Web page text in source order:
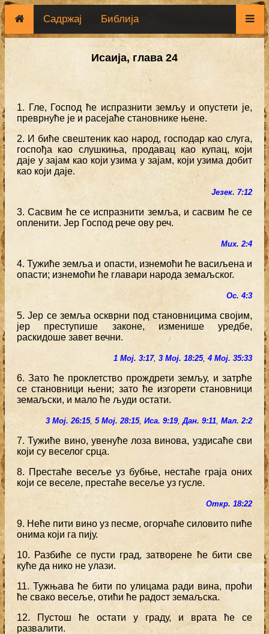
Садржај Библија
Исаија, глава 24
1. Гле, Господ ће испразнити земљу и опустети је,
преврнуће је и расејаће становнике њене.
2. И биће свештеник као народ, господар као слуга,
госпођа као слушкиња, продавац као купац, који
даје у зајам као који узима у зајам, који узима добит
као који даје.
Језек. 7:12
3. Сасвим ће се испразнити земља, и сасвим ће се
опленити. Јер Господ рече ову реч.
Мих. 2:4
4. Тужиће земља и опасти, изнемоћи ће васиљена и
опасти; изнемоћи ће главари народа земаљског.
Ос. 4:3
5. Јер се земља оскврни под становницима својим,
јер преступише законе, изменише уредбе,
раскидоше завет вечни.
1 Мој. 3:17, 3 Мој. 18:25, 4 Мој. 35:33
6. Зато ће проклетство прождрети земљу, и затрће
се становници њени; зато ће изгорети становници
земаљски, и мало ће људи остати.
3 Мој. 26:15, 5 Мој. 28:15, Иса. 9:19,Дан. 9:11, Мал. 2:2
7. Тужиће вино, увенуће лоза винова, уздисаће сви
који су веселог срца.
8. Престаће весеље уз бубње, нестаће граја оних
који се веселе, престаће весеље уз гусле.
Откр. 18:22
9. Неће пити вино уз песме, огорчаће силовито пиће
онима који га пију.
10. Разбиће се пусти град, затворене ће бити све
куће да нико не улази.
11. Тужњава ће бити по улицама ради вина, проћи
ће свако весеље, отићи ће радост земаљска.
12. Пустош ће остати у граду, и врата ће се
развалити.